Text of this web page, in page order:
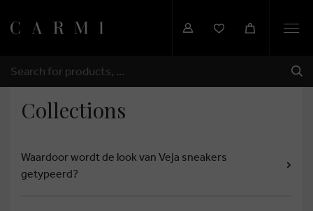
SEARCH
Collections
Waardoor wordt de look van Veja sneakers
getypeerd?